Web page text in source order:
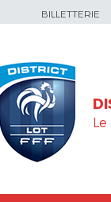
BILLETTERIE